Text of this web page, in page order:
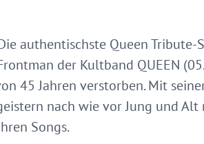
Die authentischste Queen
der Kultband QUEEN
45 Jahren verstorben. Mit
nach wie vor Jung und Alt
Songs.